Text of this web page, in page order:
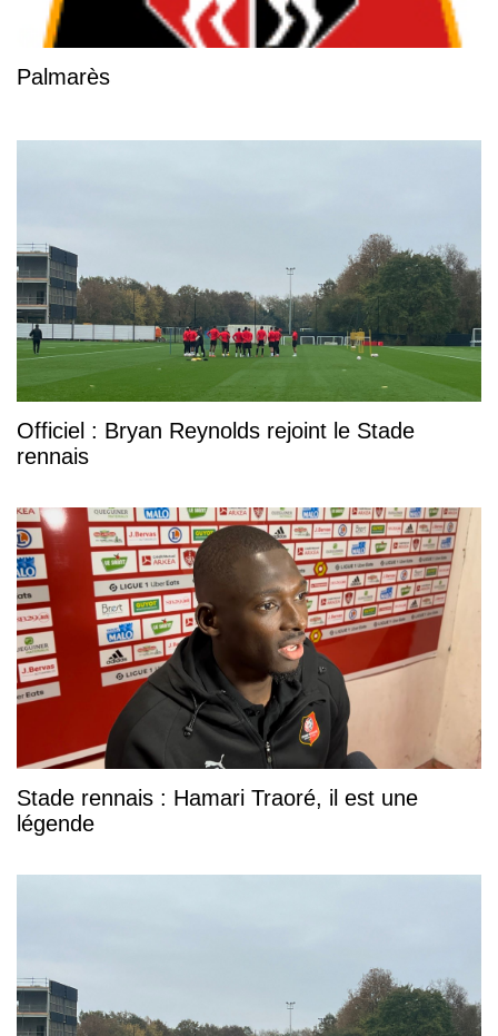
Palmarès
Officiel : Bryan Reynolds rejoint le Stade
rennais
Stade rennais : Hamari Traoré, il est une
légende